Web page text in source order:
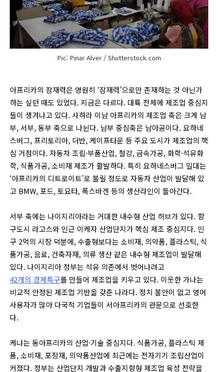
Pic: Pinar Alver / Shutterstock.com
아프리카의 잠재력은 영원히 ‘잠재력’으로만 존재하는 것 아닌가
하는 싶던 때도 있었다. 지금은 다르다. 대륙 전체에 제조업 중심지
들이 생겨나고 있다. 사하라 이남 아프리카의 제조업 축은 크게 남
부, 서부, 동부 축으로 나뉜다. 남부 중심축은 남아공이다. 요하네
스버그, 프리토리아, 더반, 케이프타운 등 주요 도시가 제조업의 핵
심 거점이다. 자동차 조립·부품산업, 철강, 금속가공, 화학·석유화
학, 식품가공, 소비재 제조가 활발하다. 특히 요하네스버그 일대는
‘아프리카의 디트로이트’로 불릴 정도로 자동차 산업이 발달해 있
고 BMW, 포드, 토요타, 폭스바겐 등의 생산라인이 돌아간다.
서부 축에는 나이지리아라는 거대한 내수형 산업 허브가 있다. 항
구도시 라고스와 인근 이케자 산업단지가 핵심 제조 중심지다. 인
구 2억의 시장 덕분에, 수출형보다는 소비재, 의약품, 플라스틱, 식
품가공, 음료, 건축자재, 의류 생산 같은 내수형 제조업이 발달해
있다. 나이지리아 정부는 석유 의존에서 벗어나려고
42개의 경제특구를 만들어 제조업을 키우고 있다. 이웃한 가나는
비교적 안정된 제조업 기반을 갖춘 나라다. 정치 불안이 없고 영어
사용자가 많아 다국적 기업들이 서아프리카의 관문으로 선호한
다.
케냐는 동아프리카의 산업·기술 중심지다. 식품가공, 플라스틱 제
품, 소비재, 포장재, 의약품산업에 최근에는 전자기기 조립산업이
커졌다. 정부는 산업단지 개발과 수출지향형 제조업 육성 전략을